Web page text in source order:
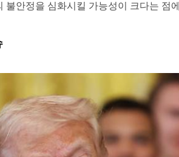
불안정을 심화시킬 가능성이 크다는 점